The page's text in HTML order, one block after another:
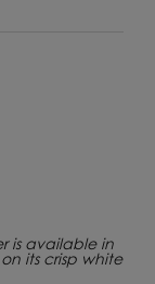
is available in
its crisp white